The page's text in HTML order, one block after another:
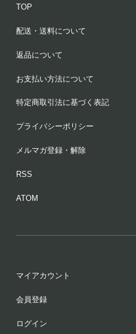
TOP
配送・送料について
返品について
お支払い方法について
特定商取引法に基づく表記
プライバシーポリシー
メルマガ登録・解除
RSS
ATOM
マイアカウント
会員登録
ログイン